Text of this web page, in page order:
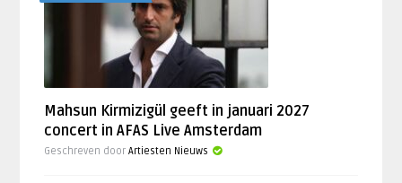
Mahsun Kirmizigül geeft in januari 2027
concert in AFAS Live Amsterdam
Geschreven doorArtiesten Nieuws